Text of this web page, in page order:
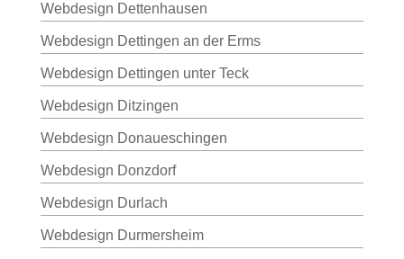
Webdesign Dettenhausen
Webdesign Dettingen an der Erms
Webdesign Dettingen unter Teck
Webdesign Ditzingen
Webdesign Donaueschingen
Webdesign Donzdorf
Webdesign Durlach
Webdesign Durmersheim